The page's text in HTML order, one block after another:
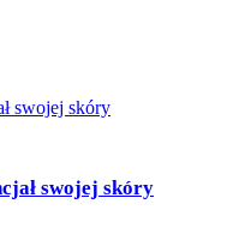
swojej skóry